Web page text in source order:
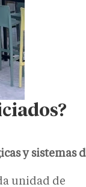
y sistemas
unidad de